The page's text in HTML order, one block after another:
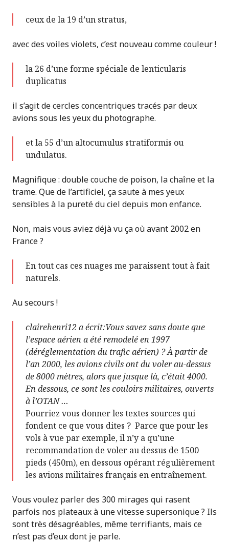
ceux de la 19 d’un stratus,
avec des voiles violets, c’est nouveau comme couleur !
la 26 d’une forme spéciale de lenticularis
duplicatus
il s’agit de cercles concentriques tracés par deux
avions sous les yeux du photographe.
et la 55 d’un altocumulus stratiformis ou
undulatus.
Magnifique : double couche de poison, la chaîne et la
trame. Que de l’artificiel, ça saute à mes yeux
sensibles à la pureté du ciel depuis mon enfance.
Non, mais vous aviez déjà vu ça où avant 2002 en
France ?
En tout cas ces nuages me paraissent tout à fait
naturels.
Au secours !
clairehenri12 a écrit:Vous savez sans doute que
l’espace aérien a été remodelé en 1997
(déréglementation du trafic aérien) ? À partir de
l’an 2000, les avions civils ont du voler au-dessus
de 8000 mètres, alors que jusque là, c’était 4000.
En dessous, ce sont les couloirs militaires, ouverts
à l’OTAN …
Pourriez vous donner les textes sources qui
fondent ce que vous dites ? Parce que pour les
vols à vue par exemple, il n’y a qu’une
recommandation de voler au dessus de 1500
pieds (450m), en dessous opérant régulièrement
les avions militaires français en entraînement.
Vous voulez parler des 300 mirages qui rasent
parfois nos plateaux à une vitesse supersonique ? Ils
sont très désagréables, même terrifiants, mais ce
n’est pas d’eux dont je parle.